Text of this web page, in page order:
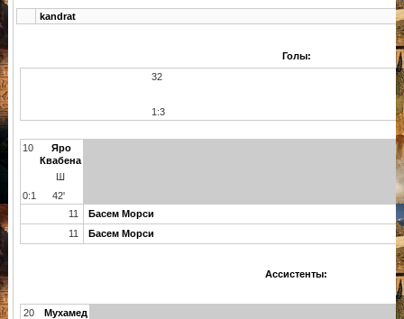
kandrat
Голы:
32
1:3
10
Яро
Квабена
Ш
0:1
42'
11
Басем Морси
11
Басем Морси
Ассистенты:
20
Мухамед